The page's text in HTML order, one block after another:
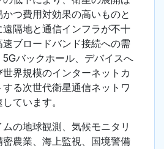
つ費用対効果の高いものと
隔地と通信インフラが不十
ブロードバンド接続への需
バックホール、デバイスへ
界規模のインターネットカ
る次世代衛星通信ネットワ
ています。
の地球観測、気候モニタリ
農業、海上監視、国境警備